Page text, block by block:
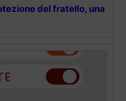
del fratello, una